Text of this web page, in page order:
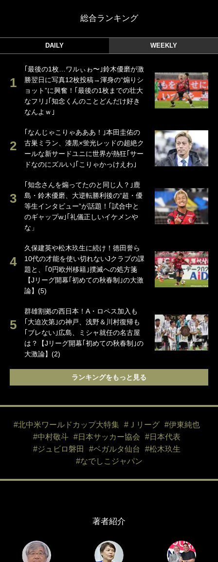
総合ランキング
DAILY WEEKLY
｢最後の1枚…ワルぃゎ〜｣鈴木優磨が激
勝翌日に写真12枚投稿→渾身の“煽りシ
ョット”に興奮！｢最後の1枚までの壮大
なフリ｣｢知念くんのことどんだけ好き
なんよｗ｣
｢なんじゃこりゃあああ！｣本田圭佑の
古巣ミラン、漆黒×蛍光レッドの超絶ク
ールな新サードユニに世界が熱狂｢サー
ドなのにズルい｣｢こりゃかっけえわ｣
｢知念さんを煽ってたのと同じ人？｣鹿
島・鈴木優磨、大逆転勝利後の“超・優
等生インタビュー”が話題！｢試合中と
のギャップw｣｢礼儀正しいイケメンや
な」
久保建英や松木玖生に続け！徳田誉ら
10代の才能を使い切れないJクラブの課
題と、｢0円欧州移籍｣撲滅への処方箋
【Jリーグ開幕｢初めての秋春制｣の大激
論】(5)
群雄割拠の西日本！A・ロペス加入も
｢大迫次第｣の神戸、浅野＆川村復帰も
｢ブレない｣広島、ミシャ就任の名古屋
は？【Jリーグ開幕｢初めての秋春制｣の
大激論】(2)
ランキングをもっと見る
#北中米ワールドカップ大特集 #Ｊリーグ
#伊東純也
#中村敬斗
#日本サッカー協会
#日本代表
#ジュビロ磐田
#ベガルタ仙台
#松木玖生
#なでしこジャパン
著者紹介